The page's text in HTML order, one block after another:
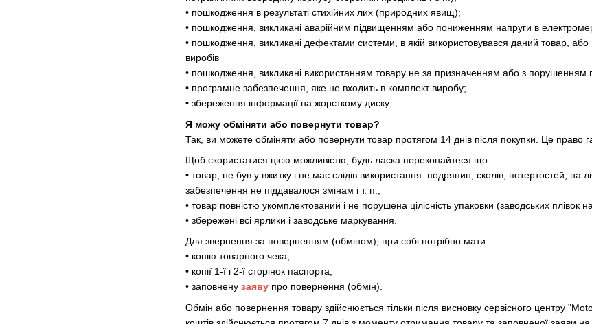
• пошкодження в результаті стихійних лих (природних явищ);
• пошкодження, викликані аварійним підвищенням або пониженням напруги в
• пошкодження, викликані дефектами системи, в якій використовувався даний товар,
виробів
• пошкодження, викликані використанням товару не за призначенням або з порушенням
• програмне забезпечення, яке не входить в комплект виробу;
• збереження інформації на жорсткому диску.
Я можу обміняти або повернути товар?
Так, ви можете обміняти або повернути товар протягом 14 днів після покупки. Це право
Щоб скористатися цією можливістю, будь ласка переконайтеся що:
• товар, не був у вжитку і не має слідів використання: подряпин, сколів, потертостей,
забезпечення не піддавалося змінам і т. п.;
• товар повністю укомплектований і не порушена цілісність упаковки (заводських плівок
• збережені всі ярлики і заводське маркування.
Для звернення за поверненням (обміном), при собі потрібно мати:
• копію товарного чека;
• копії 1-ї і 2-ї сторінок паспорта;
• заповнену заяву про повернення (обмін).
Обмін або повернення товару здійснюється тільки після висновку сервісного центру